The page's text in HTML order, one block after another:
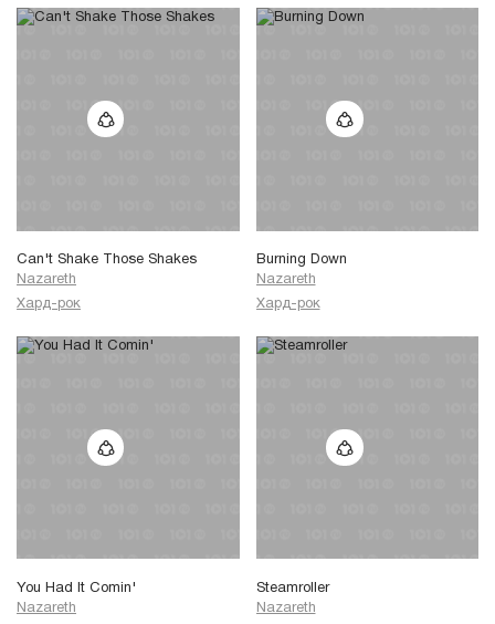
Can't Shake Those Shakes
Nazareth
Хард-рок
Burning Down
Nazareth
Хард-рок
You Had It Comin'
Nazareth
Steamroller
Nazareth